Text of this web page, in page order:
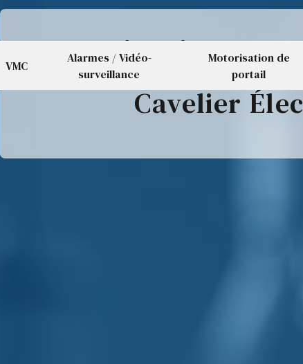
VMC
Alarmes / Vidéo-
surveillance
Motorisation de
portail
motorisation
Cavelier